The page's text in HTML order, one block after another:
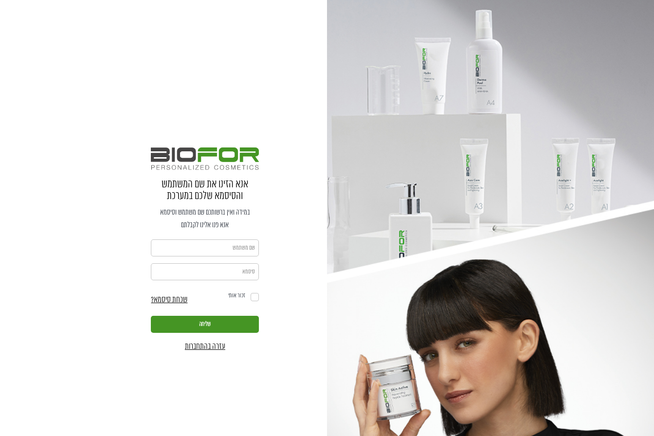
אנא הזינו את שם המשתמש
והסיסמא שלכם במערכת
במידה ואין ברשותכם שם משתמש וסיסמא
אנא פנו אלינו לקבלתם
זכור אותי שכחת סיסמא?
עזרה בהתחברות